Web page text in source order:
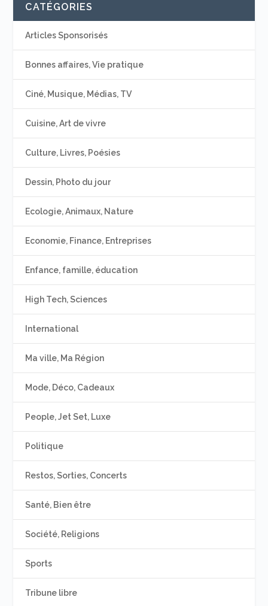
CATÉGORIES
Articles Sponsorisés
Bonnes affaires, Vie pratique
Ciné, Musique, Médias, TV
Cuisine, Art de vivre
Culture, Livres, Poésies
Dessin, Photo du jour
Ecologie, Animaux, Nature
Economie, Finance, Entreprises
Enfance, famille, éducation
High Tech, Sciences
International
Ma ville, Ma Région
Mode, Déco, Cadeaux
People, Jet Set, Luxe
Politique
Restos, Sorties, Concerts
Santé, Bien être
Société, Religions
Sports
Tribune libre